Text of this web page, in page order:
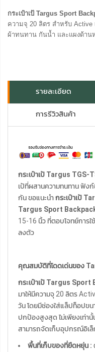
กระเป๋าเป้ Targus Sport
ความจุ 20 ลิตร สำหรับ
ผ้าทนทาน กันน้ำ และแผงด้าน
รายละเอียด
การรีวิวสินค้า
กระเป๋าเป้ Targus TGS-
เป้ที่ผสานความทนทาน ฟังก์
กัน ขอแนะนำกระเป๋าเป้
Targus Sport
15-16 นิ้ว ที่ตอบโจทย์การใ
ลงตัว
คุณสมบัติที่โดดเด่นของ
กระเป๋าเป้ Targus
มาให้มีความจุ 20 ลิตร
วัน โดยมีช่องใส่แล็ปท็อปขน
ปกป้องสูงสุด ไม่เพียงเท่านั้
สามารถจัดเก็บอุปกรณ์อิเล็
พื้นที่เก็บของที่ยืดหยุ่น :